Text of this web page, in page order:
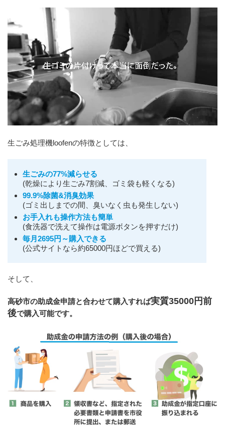
生ごみ処理機loofenの特徴としては、
生ごみの77%減らせる
(乾燥により生ごみ7割減、ゴミ袋も軽くなる)
99.9%除菌&消臭効果
(ゴミ出しまでの間、臭いなく虫も発生しない)
お手入れも操作方法も簡単
(食洗器で洗えて操作は電源ボタンを押すだけ)
毎月2695円～購入できる
(公式サイトなら約65000円ほどで買える)
そして、
高砂市の助成金申請と合わせて購入すれば実質35000円前
後で購入可能です。